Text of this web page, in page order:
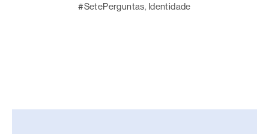
#SetePerguntas, Identidade